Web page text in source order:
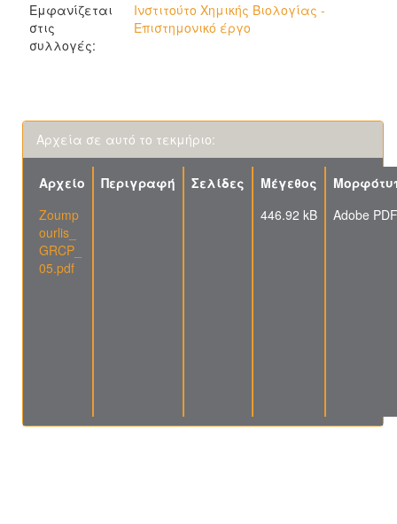
Εμφανίζεται
στις
συλλογές:
Ινστιτούτο Χημικής Βιολογίας -
Επιστημονικό έργο
Αρχεία σε αυτό το τεκμήριο:
Αρχείο Περιγραφή Σελίδες Μέγεθος
Zoump
ourlis_
GRCP_
05.pdf
446.92 kB Adobe PDF